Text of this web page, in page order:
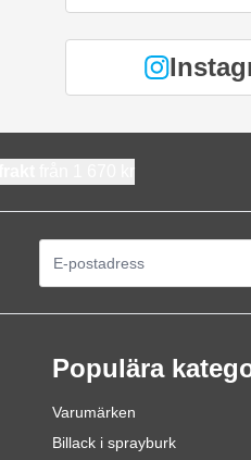
Populära
Varumärken
Billack i sprayburk